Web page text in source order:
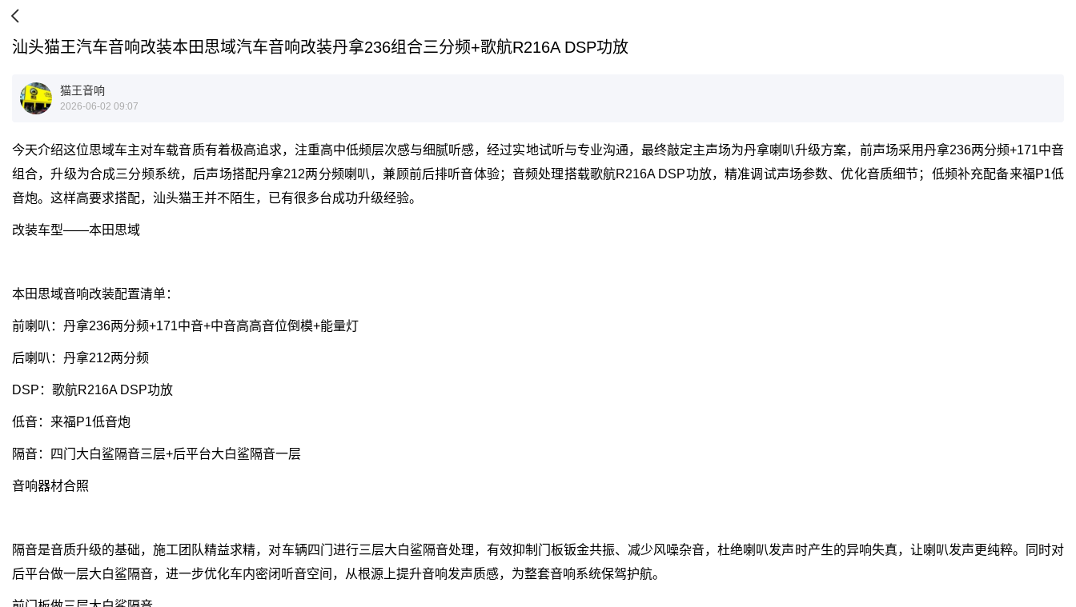
汕头猫王汽车音响改装本田思域汽车音响改装丹拿236组合三分频+歌航R216A DSP功放
猫王音响
2026-06-02 09:07
今天介绍这位思域车主对车载音质有着极高追求，注重高中低频层次感与细腻听感，经过实地试听与专业沟通，最终敲定主声场为丹拿喇叭升级方案，前声场采用丹拿236两分频+171中音
组合，升级为合成三分频系统，后声场搭配丹拿212两分频喇叭，兼顾前后排听音体验；音频处理搭载歌航R216A DSP功放，精准调试声场参数、优化音质细节；低频补充配备来福P1低
音炮。这样高要求搭配，汕头猫王并不陌生，已有很多台成功升级经验。
改装车型——本田思域
本田思域音响改装配置清单：
前喇叭：丹拿236两分频+171中音+中音高高音位倒模+能量灯
后喇叭：丹拿212两分频
DSP：歌航R216A DSP功放
低音：来福P1低音炮
隔音：四门大白鲨隔音三层+后平台大白鲨隔音一层
音响器材合照
隔音是音质升级的基础，施工团队精益求精，对车辆四门进行三层大白鲨隔音处理，有效抑制门板钣金共振、减少风噪杂音，杜绝喇叭发声时产生的异响失真，让喇叭发声更纯粹。同时对
后平台做一层大白鲨隔音，进一步优化车内密闭听音空间，从根源上提升音响发声质感，为整套音响系统保驾护航。